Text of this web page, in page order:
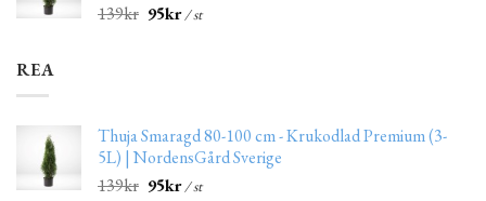
139kr 95kr/ st
REA
Thuja Smaragd 80-100 cm - Krukodlad Premium (3-
5L) | NordensGård Sverige
139kr 95kr/ st